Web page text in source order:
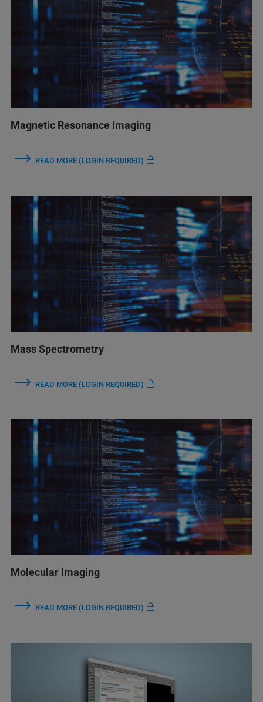
Magnetic Resonance Imaging
READ MORE (LOGIN REQUIRED)
Mass Spectrometry
READ MORE (LOGIN REQUIRED)
Molecular Imaging
READ MORE (LOGIN REQUIRED)